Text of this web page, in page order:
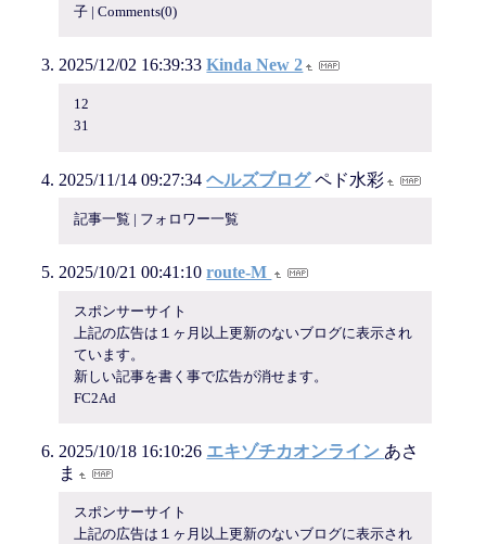
子 | Comments(0)
2025/12/02 16:39:33 Kinda New 2
12
31
2025/11/14 09:27:34 ヘルズブログ ペド水彩
記事一覧 | フォロワー一覧
2025/10/21 00:41:10 route-M
スポンサーサイト
上記の広告は１ヶ月以上更新のないブログに表示され
ています。
新しい記事を書く事で広告が消せます。
FC2Ad
2025/10/18 16:10:26 エキゾチカオンライン あさ
ま
スポンサーサイト
上記の広告は１ヶ月以上更新のないブログに表示され